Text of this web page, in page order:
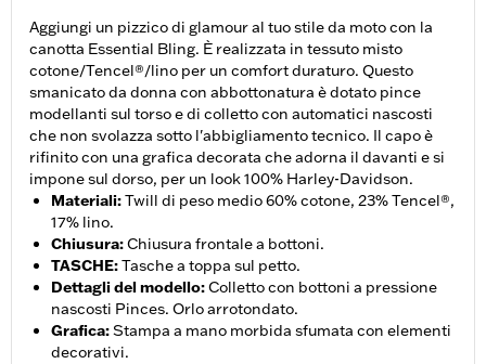
Aggiungi un pizzico di glamour al tuo stile da moto con la
canotta Essential Bling. È realizzata in tessuto misto
cotone/Tencel®/lino per un comfort duraturo. Questo
smanicato da donna con abbottonatura è dotato pince
modellanti sul torso e di colletto con automatici nascosti
che non svolazza sotto l'abbigliamento tecnico. Il capo è
rifinito con una grafica decorata che adorna il davanti e si
impone sul dorso, per un look 100% Harley-Davidson.
Materiali:Twill di peso medio 60% cotone, 23% Tencel®,
17% lino.
Chiusura:Chiusura frontale a bottoni.
TASCHE:Tasche a toppa sul petto.
Dettagli del modello:Colletto con bottoni a pressione
nascosti Pinces. Orlo arrotondato.
Grafica:Stampa a mano morbida sfumata con elementi
decorativi.